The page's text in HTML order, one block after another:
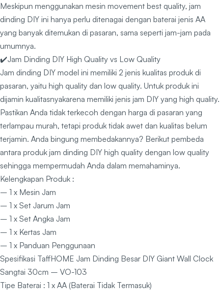
Meskipun menggunakan mesin movement best quality, jam
dinding DIY ini hanya perlu ditenagai dengan baterai jenis AA
yang banyak ditemukan di pasaran, sama seperti jam-jam pada
umumnya.
✔️Jam Dinding DIY High Quality vs Low Quality
Jam dinding DIY model ini memiliki 2 jenis kualitas produk di
pasaran, yaitu high quality dan low quality. Untuk produk ini
dijamin kualitasnyakarena memiliki jenis jam DIY yang high quality.
Pastikan Anda tidak terkecoh dengan harga di pasaran yang
terlampau murah, tetapi produk tidak awet dan kualitas belum
terjamin. Anda bingung membedakannya? Berikut pembeda
antara produk jam dinding DIY high quality dengan low quality
sehingga mempermudah Anda dalam memahaminya.
Kelengkapan Produk :
– 1 x Mesin Jam
– 1 x Set Jarum Jam
– 1 x Set Angka Jam
– 1 x Kertas Jam
– 1 x Panduan Penggunaan
Spesifikasi TaffHOME Jam Dinding Besar DIY Giant Wall Clock
Sangtai 30cm – VO-103
Tipe Baterai : 1 x AA (Baterai Tidak Termasuk)